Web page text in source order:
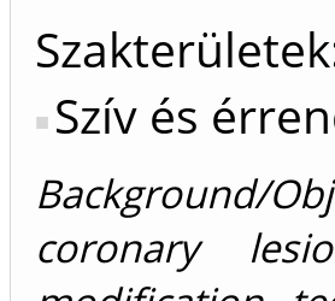
Szív és
Background/
coronary